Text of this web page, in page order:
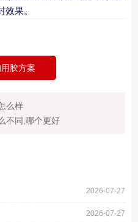
果。
胶方案
么样
不同,哪个更好
2026-07-27
2026-07-27